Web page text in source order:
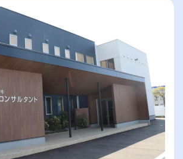
給与が高い順
（⾼卒の給与を基準）
休日数が多い順